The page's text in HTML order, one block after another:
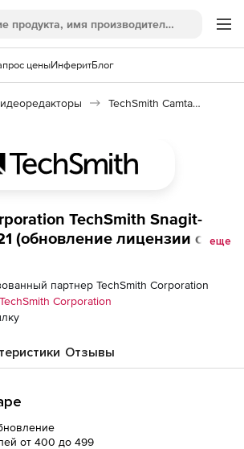
ценыИнферитБлог
TechSmith Camtasia/Snagit Bundle
TechSmith Snagit-
(обновление лицензии с
пользователей
еще
партнер TechSmith Corporation
TechSmith Corporation
Отзывы
от 400 до 499